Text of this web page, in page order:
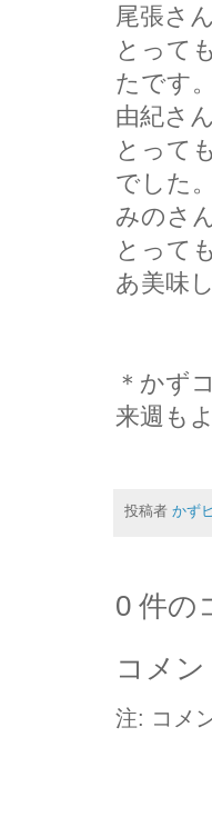
尾張さん
とって
たです
由紀さん
とって
でした
みのさ
とって
あ美味
＊かず
来週も
投稿者 かず
0 件の
コメ
注: コメ